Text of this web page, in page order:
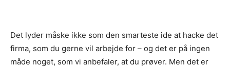
Det lyder måske ikke som den smarteste ide at hacke det
firma, som du gerne vil arbejde for – og det er på ingen
måde noget, som vi anbefaler, at du prøver. Men det er